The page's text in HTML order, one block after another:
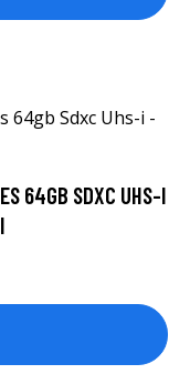
64GB SDXC UHS-I